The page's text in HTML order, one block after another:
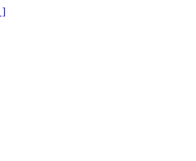
]